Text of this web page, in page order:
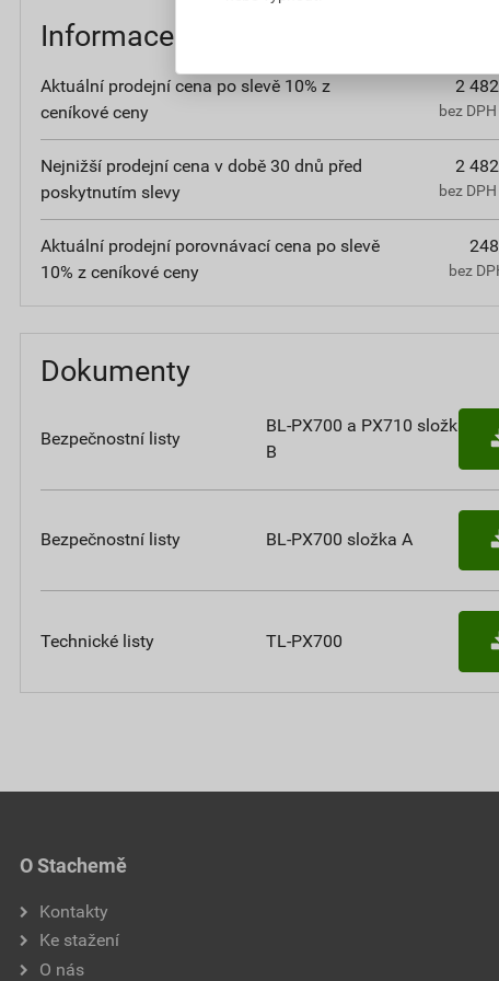
Informace o ceně
Aktuální prodejní cena po slevě 10% z
ceníkové ceny
2
bez
Nejnižší prodejní cena v době 30 dnů před
poskytnutím slevy
2
bez
Aktuální prodejní porovnávací cena po slevě
10% z ceníkové ceny
bez
Dokumenty
Bezpečnostní listy
BL-PX700 a PX710 složka
B
Bezpečnostní listy BL-PX700 složka A
Technické listy TL-PX700
O Stachemě
Kontakty
Ke stažení
O nás